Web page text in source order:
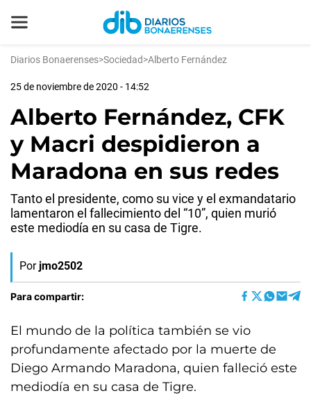
Diarios Bonaerenses>Sociedad>Alberto Fernández
25 de noviembre de 2020 - 14:52
Alberto Fernández, CFK
y Macri despidieron a
Maradona en sus redes
Tanto el presidente, como su vice y el exmandatario
lamentaron el fallecimiento del “10”, quien murió
este mediodía en su casa de Tigre.
Por jmo2502
Para compartir:
El mundo de la política también se vio
profundamente afectado por la muerte de
Diego Armando Maradona, quien falleció este
mediodía en su casa de Tigre.